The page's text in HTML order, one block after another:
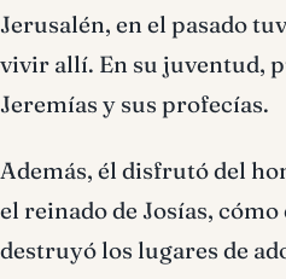
Jerusalén, en el pasado
vivir allí. En su juventud,
Jeremías y sus profecías.
Además, él disfrutó del
el reinado de Josías,
destruyó los lugares de